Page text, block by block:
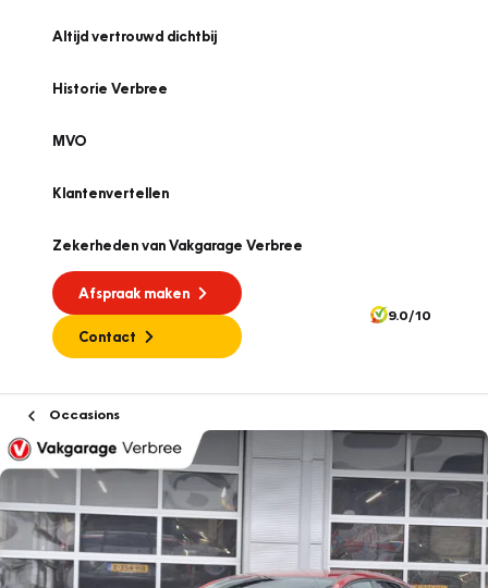
Altijd vertrouwd dichtbij
Historie Verbree
MVO
Klantenvertellen
Zekerheden van Vakgarage Verbree
Afspraak maken
Contact
9.0/10
Occasions